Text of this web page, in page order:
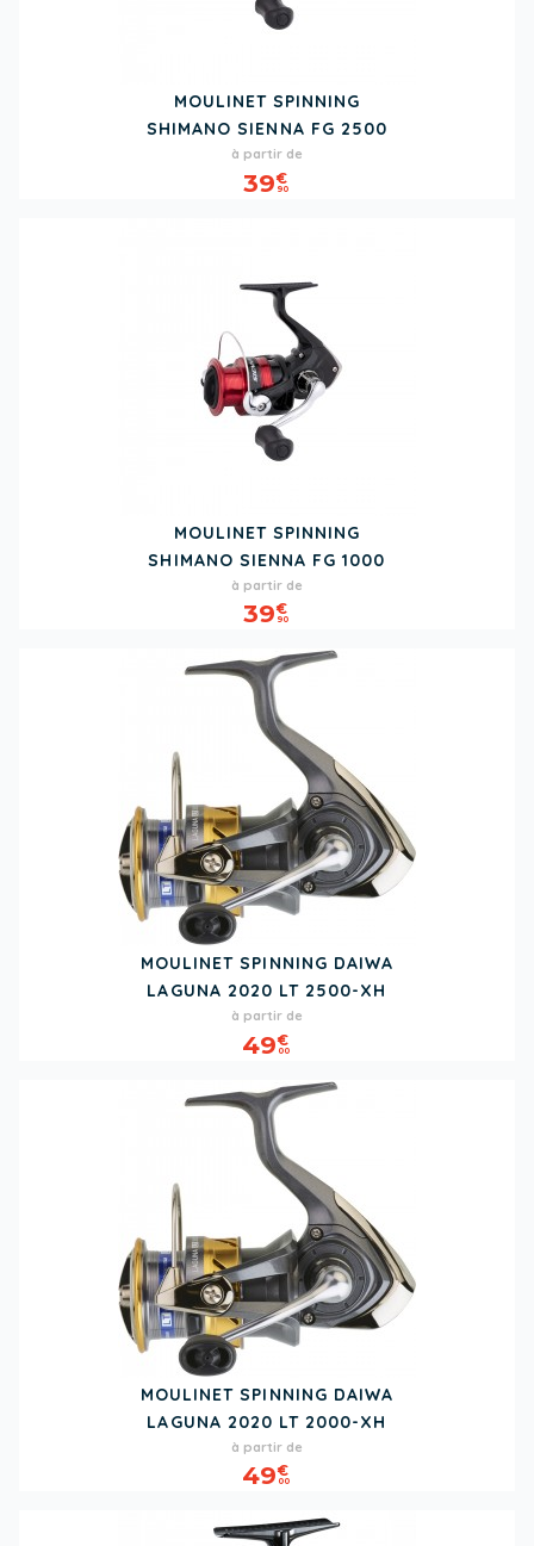
MOULINET SPINNING
SHIMANO SIENNA FG 2500
Prix
à partir de
39€
90
MOULINET SPINNING
SHIMANO SIENNA FG 1000
Prix
à partir de
39€
90
MOULINET SPINNING DAIWA
LAGUNA 2020 LT 2500-XH
Prix
à partir de
49€
00
MOULINET SPINNING DAIWA
LAGUNA 2020 LT 2000-XH
Prix
à partir de
49€
00